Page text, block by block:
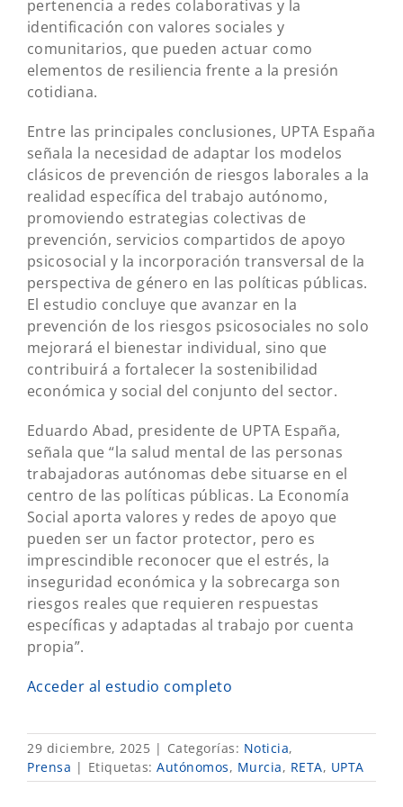
pertenencia a redes colaborativas y la
identificación con valores sociales y
comunitarios, que pueden actuar como
elementos de resiliencia frente a la presión
cotidiana.
Entre las principales conclusiones, UPTA España
señala la necesidad de adaptar los modelos
clásicos de prevención de riesgos laborales a la
realidad específica del trabajo autónomo,
promoviendo estrategias colectivas de
prevención, servicios compartidos de apoyo
psicosocial y la incorporación transversal de la
perspectiva de género en las políticas públicas.
El estudio concluye que avanzar en la
prevención de los riesgos psicosociales no solo
mejorará el bienestar individual, sino que
contribuirá a fortalecer la sostenibilidad
económica y social del conjunto del sector.
Eduardo Abad, presidente de UPTA España,
señala que “la salud mental de las personas
trabajadoras autónomas debe situarse en el
centro de las políticas públicas. La Economía
Social aporta valores y redes de apoyo que
pueden ser un factor protector, pero es
imprescindible reconocer que el estrés, la
inseguridad económica y la sobrecarga son
riesgos reales que requieren respuestas
específicas y adaptadas al trabajo por cuenta
propia”.
Acceder al estudio completo
29 diciembre, 2025 | Categorías: Noticia,
Prensa | Etiquetas: Autónomos, Murcia, RETA, UPTA